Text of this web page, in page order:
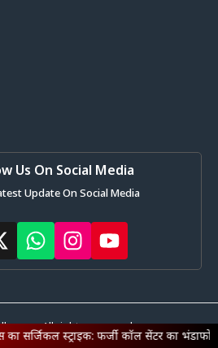
फर्जी कॉल सेंटर का भंडाफोड़, बंगाल के 9
Us On Social Media
Update On Social Media
• All rights reserved